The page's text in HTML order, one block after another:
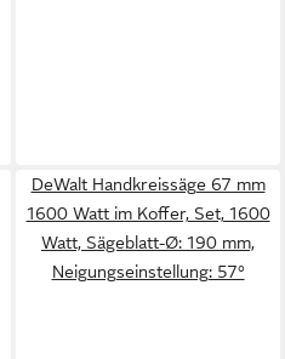
DeWalt Handkreissäge 67 mm
1600 Watt im Koffer, Set, 1600
Watt, Sägeblatt-Ø: 190 mm,
Neigungseinstellung: 57°